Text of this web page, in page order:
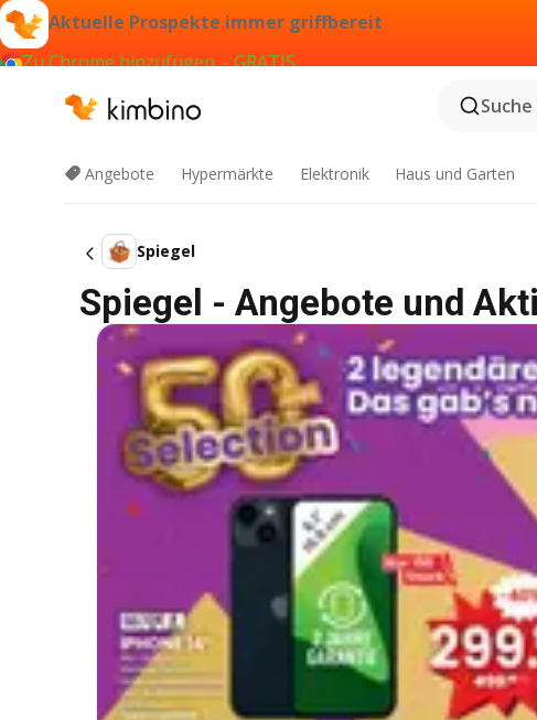
Aktuelle Prospekte immer griffbereit
Zu Chrome hinzufügen – GRATIS
Angebote Hypermärkte Elektronik Haus und Garten
Spiegel
Spiegel - Angebote und